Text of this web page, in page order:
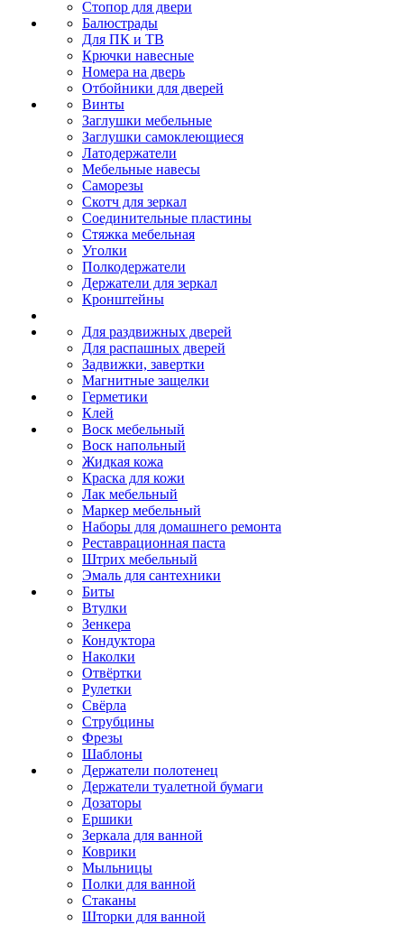
Стопор для двери
Балюстрады
Для ПК и ТВ
Крючки навесные
Номера на дверь
Отбойники для дверей
Винты
Заглушки мебельные
Заглушки самоклеющиеся
Латодержатели
Мебельные навесы
Саморезы
Скотч для зеркал
Соединительные пластины
Стяжка мебельная
Уголки
Полкодержатели
Держатели для зеркал
Кронштейны
Для раздвижных дверей
Для распашных дверей
Задвижки, завертки
Магнитные защелки
Герметики
Клей
Воск мебельный
Воск напольный
Жидкая кожа
Краска для кожи
Лак мебельный
Маркер мебельный
Наборы для домашнего ремонта
Реставрационная паста
Штрих мебельный
Эмаль для сантехники
Биты
Втулки
Зенкера
Кондуктора
Наколки
Отвёртки
Рулетки
Свёрла
Струбцины
Фрезы
Шаблоны
Держатели полотенец
Держатели туалетной бумаги
Дозаторы
Ершики
Зеркала для ванной
Коврики
Мыльницы
Полки для ванной
Стаканы
Шторки для ванной